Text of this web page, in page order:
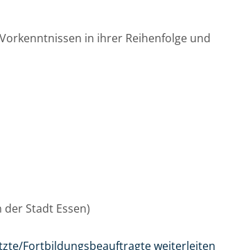
in ihrer Reihenfolge und
Stadt Essen)
Fortbildungsbeauftragte weiterleiten